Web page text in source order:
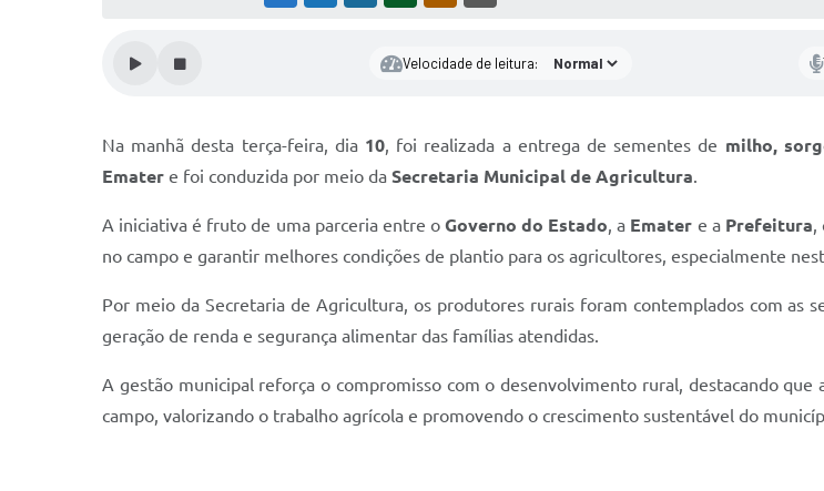
Velocidade de leitura:
Na manhã desta terça-feira, dia 10, foi realizada a entrega de sementes de milho,
Emater e foi conduzida por meio da Secretaria Municipal de Agricultura.
A iniciativa é fruto de uma parceria entre o Governo do Estado, a Emater e a Prefeitura,
no campo e garantir melhores condições de plantio para os agricultores, especialmente
Por meio da Secretaria de Agricultura, os produtores rurais foram contemplados com
geração de renda e segurança alimentar das famílias atendidas.
A gestão municipal reforça o compromisso com o desenvolvimento rural, destacando
campo, valorizando o trabalho agrícola e promovendo o crescimento sustentável do